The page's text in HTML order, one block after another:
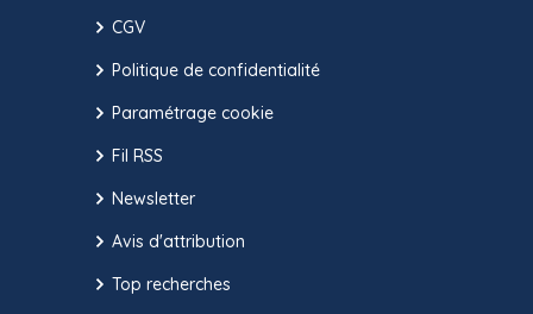
CGV
Politique de confidentialité
Paramétrage cookie
Fil RSS
Newsletter
Avis d'attribution
Top recherches